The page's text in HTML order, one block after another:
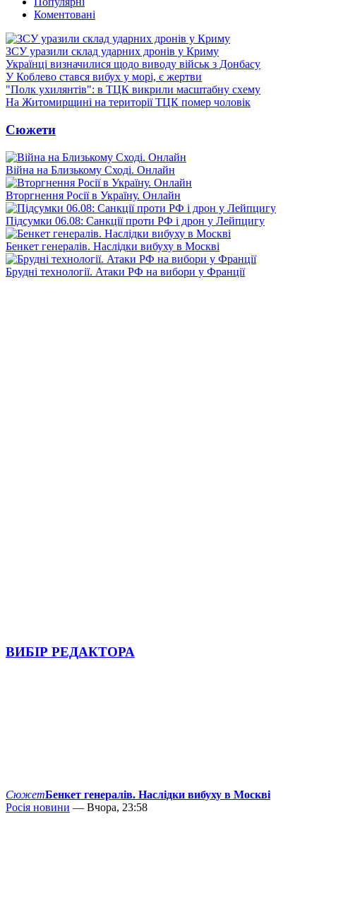
Коментовані
ЗСУ уразили склад ударних дронів у Криму
Українці визначилися щодо виводу військ з Донбасу
У Коблево стався вибух у морі, є жертви
"Полк ухилянтів": в ТЦК викрили масштабну схему
На Житомирщині на території ТЦК помер чоловік
Сюжети
Війна на Близькому Сході. Онлайн
Вторгнення Росії в Україну. Онлайн
Підсумки 06.08: Санкції проти РФ і дрон у Лейпцигу
Бенкет генералів. Наслідки вибуху в Москві
Брудні технології. Атаки РФ на вибори у Франції
ВИБІР РЕДАКТОРА
СюжетБенкет генералів. Наслідки вибуху в Москві
Росія новини — Вчора, 23:58